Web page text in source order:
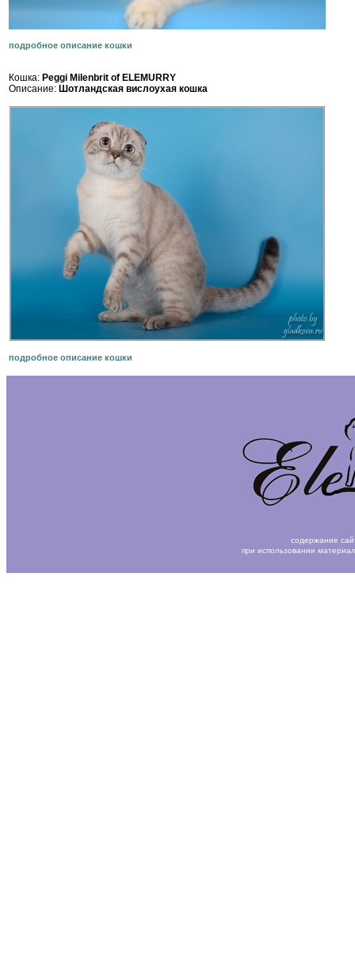
подробное описание кошки
Кошка: Peggi Milenbrit of ELEMURRY
Описание: Шотландская вислоухая кошка
подробное описание кошки
содержание
при использовании